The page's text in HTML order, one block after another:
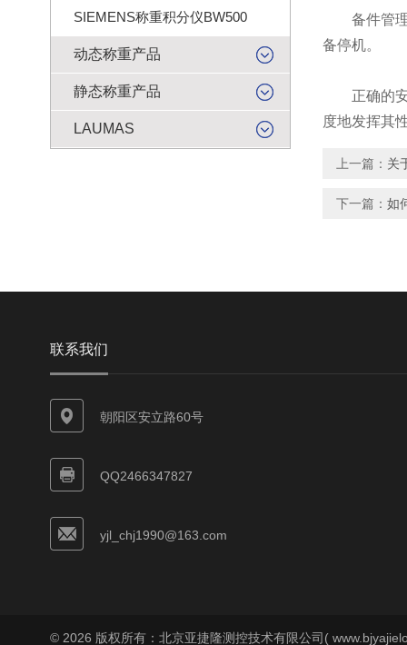
SIEMENS称重积分仪BW500
动态称重产品
静态称重产品
LAUMAS
备件管理
备停机。
正确的安
度地发挥其
上一篇： 关
下一篇： 如
联系我们
朝阳区安立路60号
QQ2466347827
yjl_chj1990@163.com
© 2026 版权所有：北京亚捷隆测控技术有限公司(